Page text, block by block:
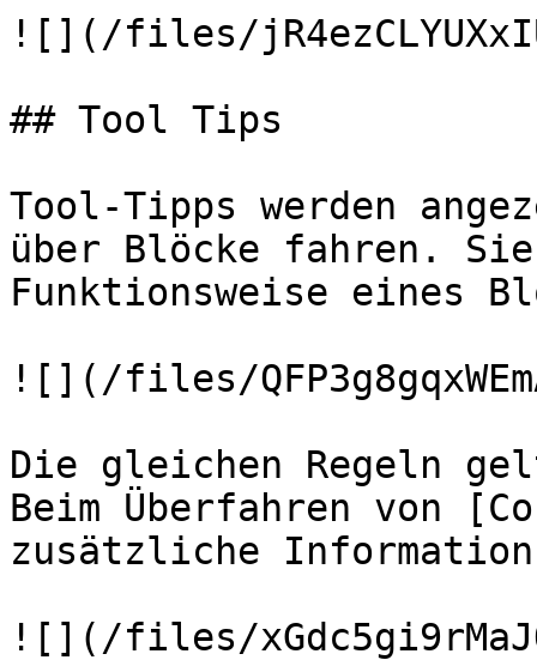
![](/files/
## Tool Tips
Tool-Tipps werden
über Blöcke fahren.
Funktionsweise eines
![](/files/
Die gleichen Regeln
Beim Überfahren von
zusätzliche
![](/files/